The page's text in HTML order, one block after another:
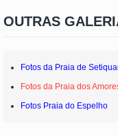
OUTRAS
Fotos da Praia de
Fotos da Praia dos
Fotos Praia do Espelho